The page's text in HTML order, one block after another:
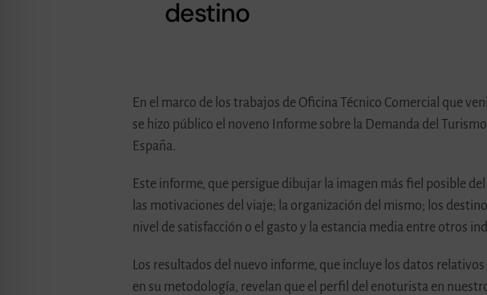
destino
En el marco de los trabajos de Oficina Técnico Comercial que
se hizo público el noveno Informe sobre la Demanda del
España.
Este informe, que persigue dibujar la imagen más fiel posible
las motivaciones del viaje; la organización del mismo; los
nivel de satisfacción o el gasto y la estancia media entre otros
Los resultados del nuevo informe, que incluye los datos
en su metodología, revelan que el perfil del enoturista en